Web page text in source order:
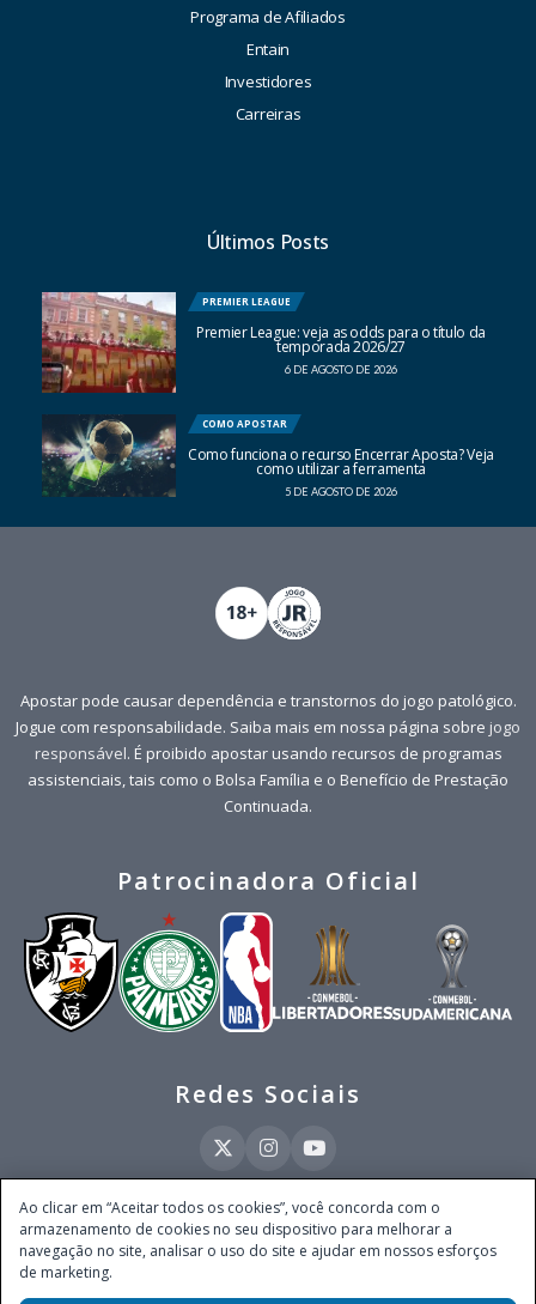
Programa de Afiliados
Entain
Investidores
Carreiras
Últimos Posts
PREMIER LEAGUE
Premier League: veja as odds para o título da
temporada 2026/27
6 DE AGOSTO DE 2026
COMO APOSTAR
Como funciona o recurso Encerrar Aposta? Veja
como utilizar a ferramenta
5 DE AGOSTO DE 2026
Apostar pode causar dependência e transtornos do jogo patológico.
Jogue com responsabilidade. Saiba mais em nossa página sobre jogo
responsável. É proibido apostar usando recursos de programas
assistenciais, tais como o Bolsa Família e o Benefício de Prestação
Continuada.
Patrocinadora Oficial
Redes Sociais
Este site é operado pela Ventmear Brasil LTDA (CNPJ 52.868.380/0001-84), com
endereço na Avenida Brigadeiro Faria Lima, nº 4.055, 3º andar, Itaim Bibi, no
Município de São Paulo, Estado de São Paulo, CEP 04538-133, Brasil - empresa
Ao clicar em “Aceitar todos os cookies”, você concorda com o
armazenamento de cookies no seu dispositivo para melhorar a
navegação no site, analisar o uso do site e ajudar em nossos esforços
de marketing.